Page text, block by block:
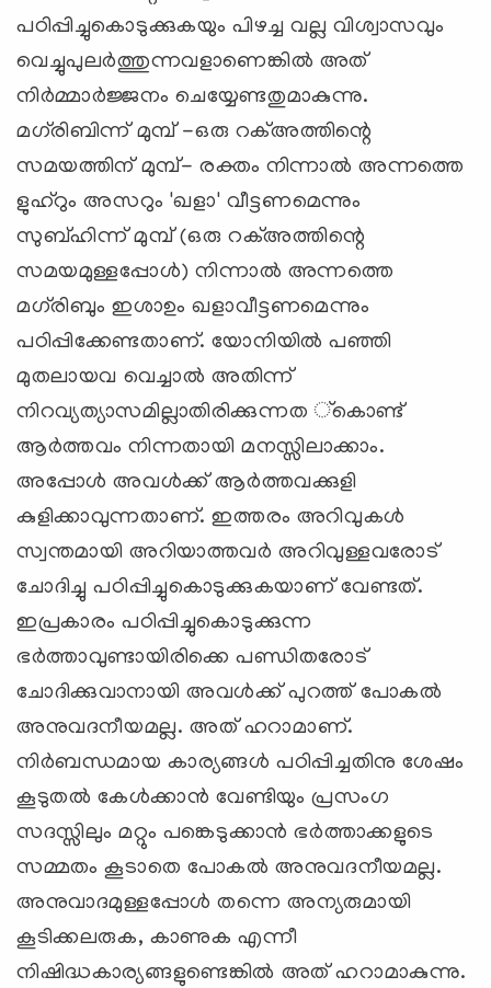
പഠിപ്പിച്ചുകൊടുക്കുകയും പിഴച്ച വല്ല വിശ്വാസവും
വെച്ചുപുലര്‍ത്തുന്നവളാണെങ്കില്‍ അത്
നിര്‍മ്മാര്‍ജ്ജനം ചെയ്യേണ്ടതുമാകുന്നു.
മഗ്‌രിബിന്ന് മുമ്പ് -ഒരു റക്അത്തിന്റെ
സമയത്തിന് മുമ്പ്- രക്തം നിന്നാല്‍ അന്നത്തെ
ളുഹ്‌റും അസറും 'ഖളാ' വീട്ടണമെന്നും
സുബ്ഹിന്ന് മുമ്പ് (ഒരു റക്അത്തിന്റെ
സമയമുള്ളപ്പോള്‍) നിന്നാല്‍ അന്നത്തെ
മഗ്‌രിബും ഇശാഉം ഖളാവീട്ടണമെന്നും
പഠിപ്പിക്കേണ്ടതാണ്. യോനിയില്‍ പഞ്ഞി
മുതലായവ വെച്ചാല്‍ അതിന്ന്
നിറവ്യത്യാസമില്ലാതിരിക്കുന്നത ്‌കൊണ്ട്
ആര്‍ത്തവം നിന്നതായി മനസ്സിലാക്കാം.
അപ്പോള്‍ അവള്‍ക്ക് ആര്‍ത്തവക്കുളി
കുളിക്കാവുന്നതാണ്. ഇത്തരം അറിവുകള്‍
സ്വന്തമായി അറിയാത്തവര്‍ അറിവുള്ളവരോട്
ചോദിച്ചു പഠിപ്പിച്ചുകൊടുക്കുകയാണ് വേണ്ടത്.
ഇപ്രകാരം പഠിപ്പിച്ചുകൊടുക്കുന്ന
ഭര്‍ത്താവുണ്ടായിരിക്കെ പണ്ഡിതരോട്
ചോദിക്കുവാനായി അവള്‍ക്ക് പുറത്ത് പോകല്‍
അനുവദനീയമല്ല. അത് ഹറാമാണ്.
നിര്‍ബന്ധമായ കാര്യങ്ങള്‍ പഠിപ്പിച്ചതിനു ശേഷം
കൂടുതല്‍ കേള്‍ക്കാന്‍ വേണ്ടിയും പ്രസംഗ
സദസ്സിലും മറ്റും പങ്കെടുക്കാന്‍ ഭര്‍ത്താക്കളുടെ
സമ്മതം കൂടാതെ പോകല്‍ അനുവദനീയമല്ല.
അനുവാദമുള്ളപ്പോള്‍ തന്നെ അന്യരുമായി
കൂടിക്കലരുക, കാണുക എന്നീ
നിഷിദ്ധകാര്യങ്ങളുണ്ടെങ്കില്‍ അത് ഹറാമാകുന്നു.